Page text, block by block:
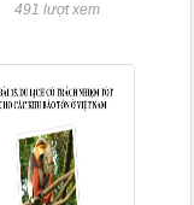
491 lượt xem